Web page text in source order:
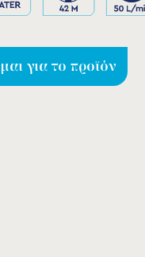
για το προϊόν